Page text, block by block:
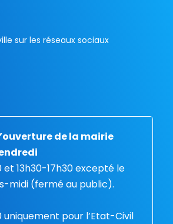
sur les réseaux sociaux
de la mairie
et 13h30-17h30 excepté le
midi (fermé au public).
uniquement pour l’Etat-Civil